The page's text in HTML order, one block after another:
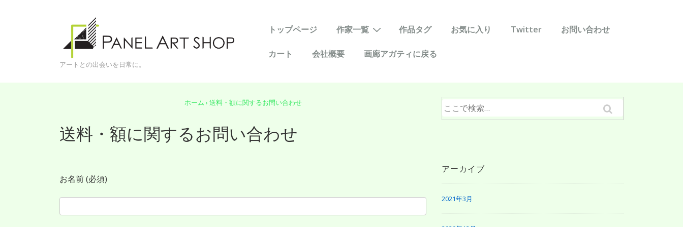
アートとの出会いを日常に。
ン
ゲ
ー
シ
トップページ 作家一覧 作品タグ お気に入り Twitter お問い合わせ
カート 会社概要 画廊アガティに戻る
ホーム › 送料・額に関するお問い合わせ
送料・額に関するお問い合わせ
お名前 (必須)
検
象:
アーカイブ
2021年3月